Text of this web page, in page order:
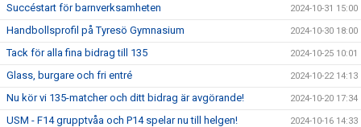
Succéstart för barnverksamheten 2024-10-31 15:00
Handbollsprofil på Tyresö Gymnasium 2024-10-30 18:00
Tack för alla fina bidrag till 135 2024-10-25 10:01
Glass, burgare och fri entré 2024-10-22 14:13
Nu kör vi 135-matcher och ditt bidrag är avgörande! 2024-10-20 17:34
USM - F14 grupptvåa och P14 spelar nu till helgen! 2024-10-16 14:33